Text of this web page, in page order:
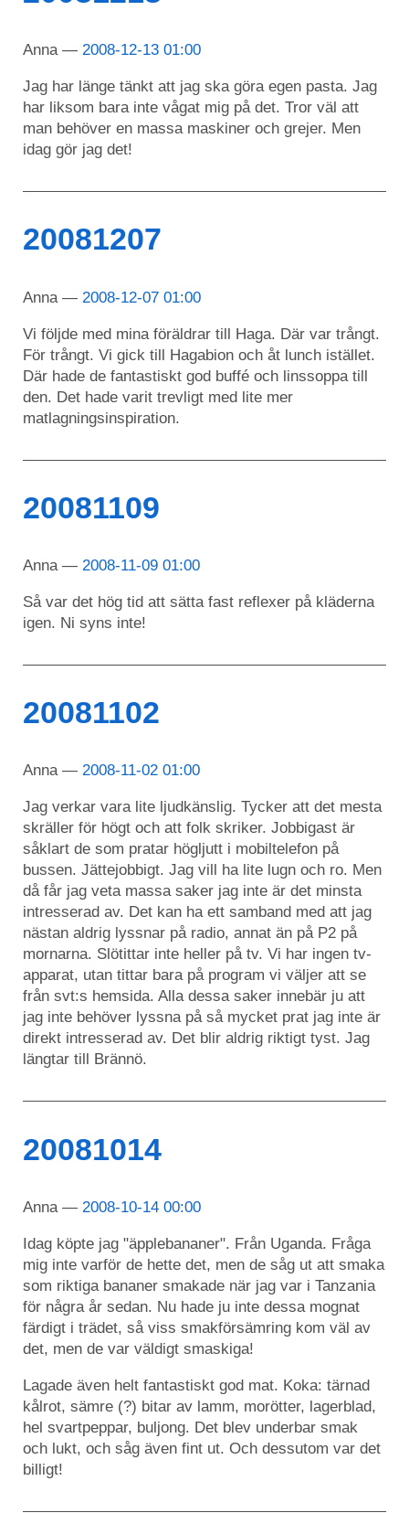
Anna 2008-12-13 01:00
Jag har länge tänkt att jag ska göra egen pasta. Jag
har liksom bara inte vågat mig på det. Tror väl att
man behöver en massa maskiner och grejer. Men
idag gör jag det!
20081207
Anna 2008-12-07 01:00
Vi följde med mina föräldrar till Haga. Där var trångt.
För trångt. Vi gick till Hagabion och åt lunch istället.
Där hade de fantastiskt god buffé och linssoppa till
den. Det hade varit trevligt med lite mer
matlagningsinspiration.
20081109
Anna 2008-11-09 01:00
Så var det hög tid att sätta fast reflexer på kläderna
igen. Ni syns inte!
20081102
Anna 2008-11-02 01:00
Jag verkar vara lite ljudkänslig. Tycker att det mesta
skräller för högt och att folk skriker. Jobbigast är
såklart de som pratar högljutt i mobiltelefon på
bussen. Jättejobbigt. Jag vill ha lite lugn och ro. Men
då får jag veta massa saker jag inte är det minsta
intresserad av. Det kan ha ett samband med att jag
nästan aldrig lyssnar på radio, annat än på P2 på
mornarna. Slötittar inte heller på tv. Vi har ingen tv-
apparat, utan tittar bara på program vi väljer att se
från svt:s hemsida. Alla dessa saker innebär ju att
jag inte behöver lyssna på så mycket prat jag inte är
direkt intresserad av. Det blir aldrig riktigt tyst. Jag
längtar till Brännö.
20081014
Anna 2008-10-14 00:00
Idag köpte jag "äpplebananer". Från Uganda. Fråga
mig inte varför de hette det, men de såg ut att smaka
som riktiga bananer smakade när jag var i Tanzania
för några år sedan. Nu hade ju inte dessa mognat
färdigt i trädet, så viss smakförsämring kom väl av
det, men de var väldigt smaskiga!
Lagade även helt fantastiskt god mat. Koka: tärnad
kålrot, sämre (?) bitar av lamm, morötter, lagerblad,
hel svartpeppar, buljong. Det blev underbar smak
och lukt, och såg även fint ut. Och dessutom var det
billigt!